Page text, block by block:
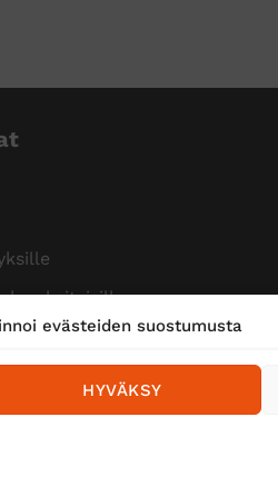
evästeiden suostumusta
HYVÄKSY
yksityisille